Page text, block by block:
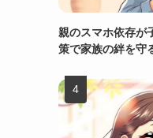
親のスマホ依存
策で家族の絆を守